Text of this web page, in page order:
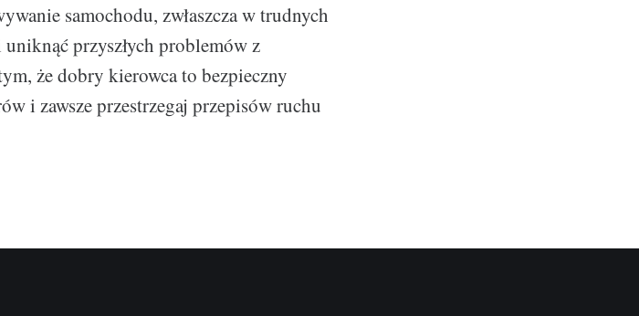
samochodu, zwłaszcza w trudnych
przyszłych problemów z
że dobry kierowca to bezpieczny
i zawsze przestrzegaj przepisów ruchu